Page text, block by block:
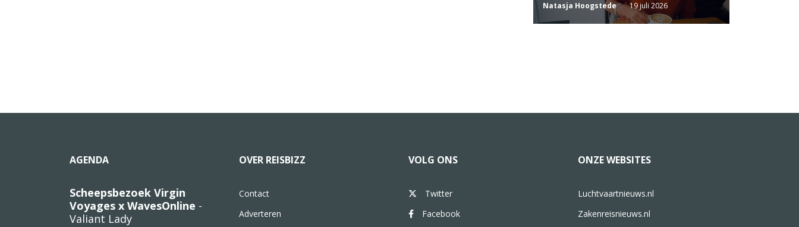
Natasja Hoogstede 19 juli 2026
AGENDA
Scheepsbezoek Virgin
Voyages x WavesOnline -
Valiant Lady
OVER REISBIZZ
Contact
Adverteren
VOLG ONS
Twitter
Facebook
ONZE WEBSITES
Luchtvaartnieuws.nl
Zakenreisnieuws.nl